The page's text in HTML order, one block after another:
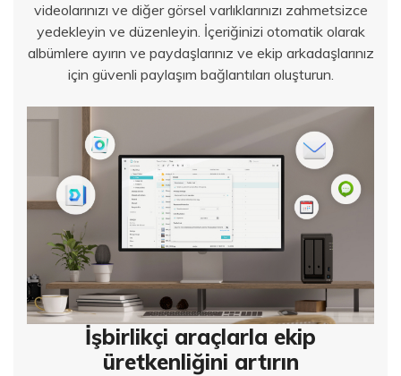
videolarınızı ve diğer görsel varlıklarınızı zahmetsizce
yedekleyin ve düzenleyin. İçeriğinizi otomatik olarak
albümlere ayırın ve paydaşlarınız ve ekip arkadaşlarınız
için güvenli paylaşım bağlantıları oluşturun.
İşbirlikçi araçlarla ekip
üretkenliğini artırın